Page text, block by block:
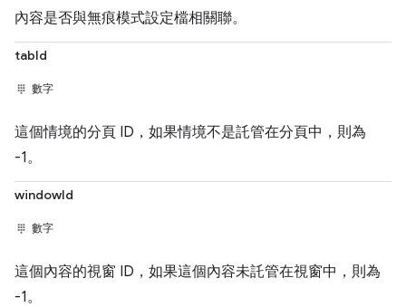
內容是否與無痕模式設定檔相關聯。
tabId
數字
這個情境的分頁 ID，如果情境不是託管在分頁中，則為
-1。
windowId
數字
這個內容的視窗 ID，如果這個內容未託管在視窗中，則為
-1。